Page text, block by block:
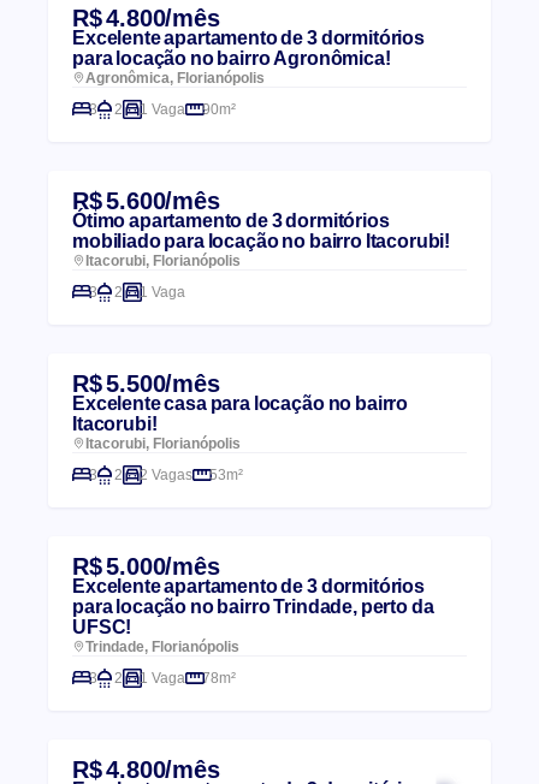
R$ 4.800/mês
Excelente apartamento de 3 dormitórios
para locação no bairro Agronômica!
Agronômica, Florianópolis
3
2 1 Vaga 90m²
R$ 5.600/mês
Ótimo apartamento de 3 dormitórios
mobiliado para locação no bairro Itacorubi!
Itacorubi, Florianópolis
3
2 1 Vaga
R$ 5.500/mês
Excelente casa para locação no bairro
Itacorubi!
Itacorubi, Florianópolis
3
2 2 Vagas 53m²
R$ 5.000/mês
Excelente apartamento de 3 dormitórios
para locação no bairro Trindade, perto da
UFSC!
Trindade, Florianópolis
3
2 1 Vaga 78m²
R$ 4.800/mês